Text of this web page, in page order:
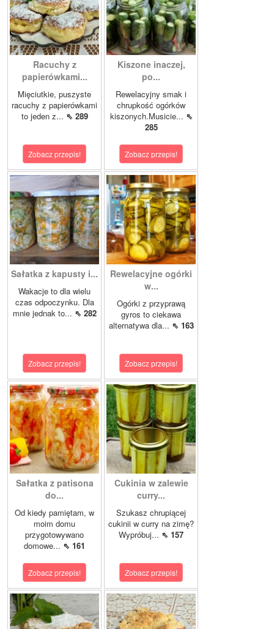
Racuchy z
papierówkami...
Mięciutkie, puszyste
racuchy z papierówkami
to jeden z... ⇖ 289
Zobacz przepis!
Kiszone inaczej,
po...
Rewelacyjny smak i
chrupkość ogórków
kiszonych.Musicie... ⇖
285
Zobacz przepis!
Sałatka z kapusty i...
Wakacje to dla wielu
czas odpoczynku. Dla
mnie jednak to... ⇖ 282
Zobacz przepis!
Rewelacyjne ogórki
w...
Ogórki z przyprawą
gyros to ciekawa
alternatywa dla... ⇖ 163
Zobacz przepis!
Sałatka z patisona
do...
Od kiedy pamiętam, w
moim domu
przygotowywano
domowe... ⇖ 161
Zobacz przepis!
Cukinia w zalewie
curry...
Szukasz chrupiącej
cukinii w curry na zimę?
Wypróbuj... ⇖ 157
Zobacz przepis!